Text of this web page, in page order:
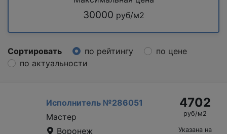
30000 руб/м2
Сортировать по рейтингу
по цене
по актуальности
Исполнитель №286051
Мастер
Воронеж
4702
руб/м2
Указана на